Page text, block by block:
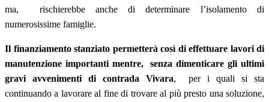
ma, rischierebbe anche di determinare l’isolamento di
numerosissime famiglie.
Il finanziamento stanziato permetterà così di effettuare lavori di
manutenzione importanti mentre, senza dimenticare gli ultimi
gravi avvenimenti di contrada Vivara, per i quali si sta
continuando a lavorare al fine di trovare al più presto una soluzione,